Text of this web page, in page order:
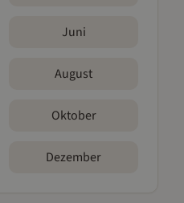
Juni
August
Oktober
Dezember